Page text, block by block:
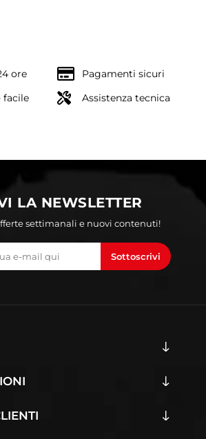
ore
Pagamenti sicuri
facile
Assistenza tecnica
LA NEWSLETTER
settimanali e nuovi contenuti!
Sottoscrivi